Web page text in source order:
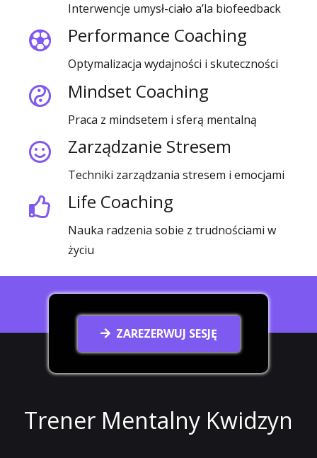
Interwencje umysł-ciało a’la biofeedback
Performance Coaching
Optymalizacja wydajności i skuteczności
Mindset Coaching
Praca z mindsetem i sferą mentalną
Zarządzanie Stresem
Techniki zarządzania stresem i emocjami
Life Coaching
Nauka radzenia sobie z trudnościami w
życiu
ZAREZERWUJ SESJĘ
Trener Mentalny Kwidzyn